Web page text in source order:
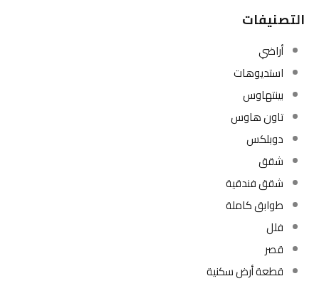
التصنيفات
أراضي
استديوهات
بينتهاوس
تاون هاوس
دوبلكس
شقق
شقق فندقية
طوابق كاملة
فلل
قصر
قطعة أرض سكنية